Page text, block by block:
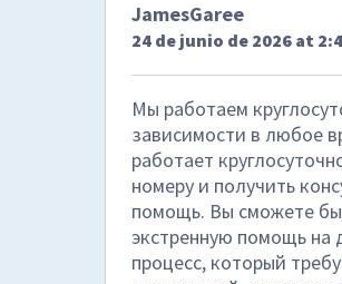
JamesGaree
24 de junio de 2026 at
Мы работаем
зависимости в любое
работает
номеру и получить
помощь. Вы сможете
экстренную помощь на
процесс, который